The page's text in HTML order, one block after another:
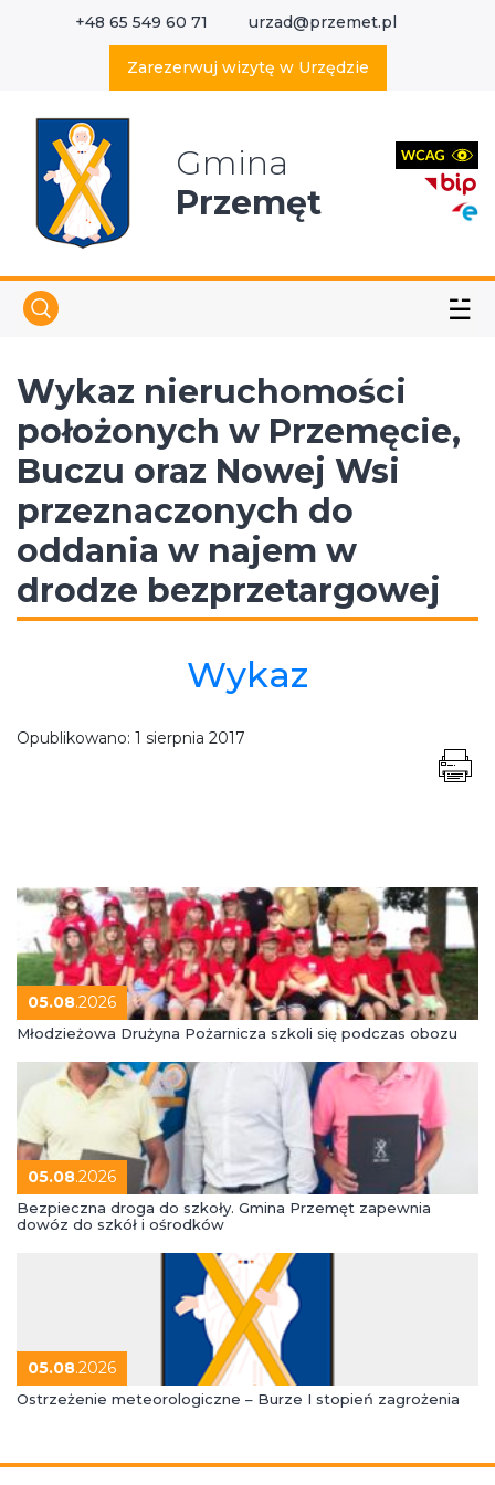
+48 65 549 60 71 urzad@przemet.pl
Zarezerwuj wizytę w Urzędzie
Gmina
Przemęt
☱
Wykaz nieruchomości
położonych w Przemęcie,
Buczu oraz Nowej Wsi
przeznaczonych do
oddania w najem w
drodze bezprzetargowej
Wykaz
Opublikowano: 1 sierpnia 2017
05.08.2026
Młodzieżowa Drużyna Pożarnicza szkoli się podczas obozu
05.08.2026
Bezpieczna droga do szkoły. Gmina Przemęt zapewnia
dowóz do szkół i ośrodków
05.08.2026
Ostrzeżenie meteorologiczne – Burze I stopień zagrożenia
Wyszukaj w serwisie